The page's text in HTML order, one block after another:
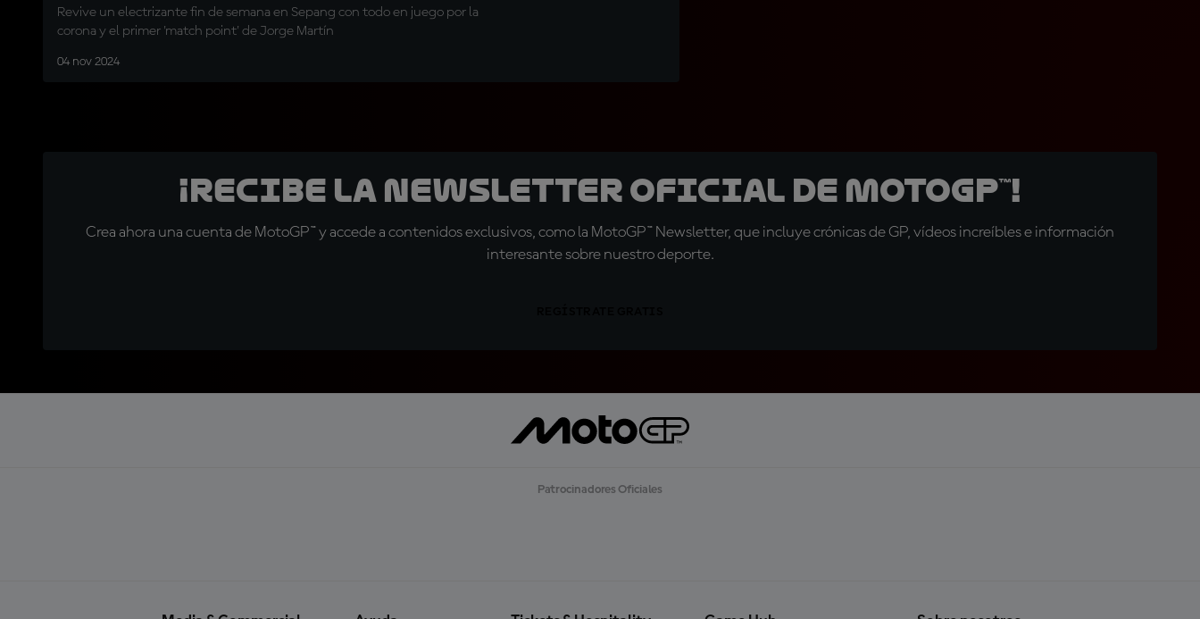
Revive un electrizante fin de semana en Sepang con todo en juego por la
corona y el primer 'match point' de Jorge Martín
04 nov 2024
¡Recibe la Newsletter oficial de MotoGP™!
Crea ahora una cuenta de MotoGP™ y accede a contenidos exclusivos, como la MotoGP™ Newsletter, que incluye crónicas de GP, vídeos increíbles e información
interesante sobre nuestro deporte.
Patrocinadores Oficiales